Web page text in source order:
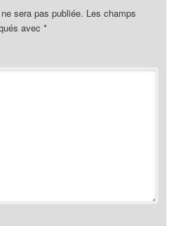
sera pas publiée. Les champs
avec*